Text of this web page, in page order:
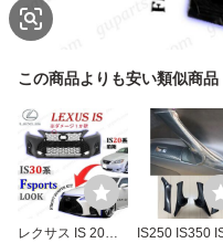
この商品よりも安い類似商品
レクサス IS 20系
IS250 IS350